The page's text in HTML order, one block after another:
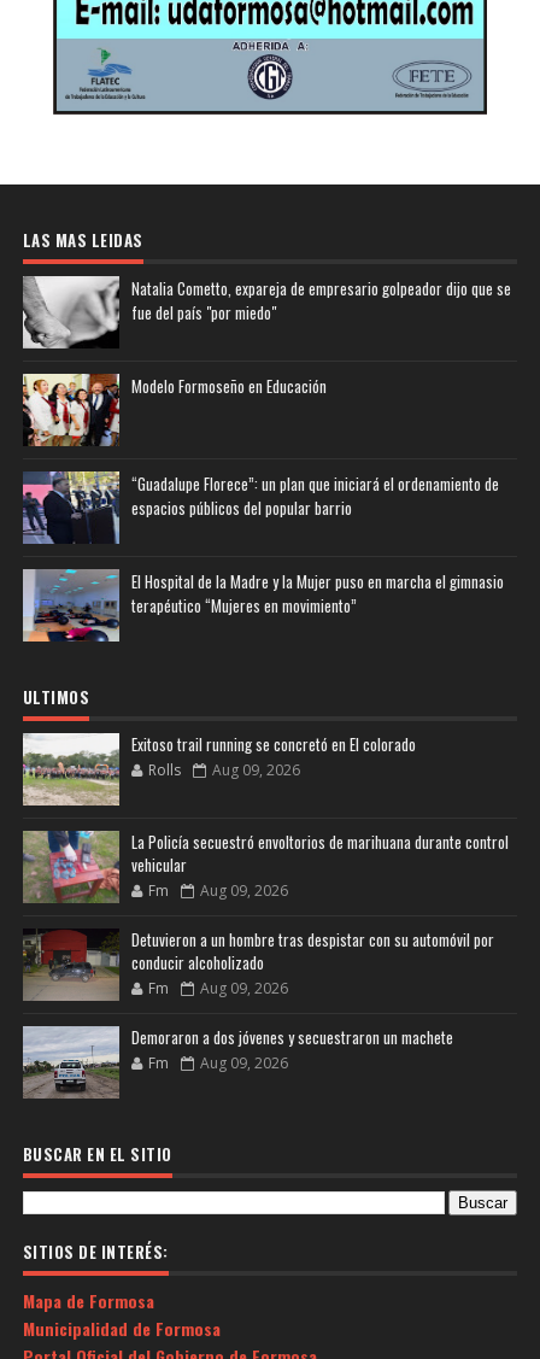
LAS MAS LEIDAS
Natalia Cometto, expareja de empresario golpeador dijo que se
fue del país "por miedo"
Modelo Formoseño en Educación
“Guadalupe Florece”: un plan que iniciará el ordenamiento de
espacios públicos del popular barrio
El Hospital de la Madre y la Mujer puso en marcha el gimnasio
terapéutico “Mujeres en movimiento”
ULTIMOS
Exitoso trail running se concretó en El colorado
Rolls Aug 09, 2026
La Policía secuestró envoltorios de marihuana durante control
vehicular
Fm Aug 09, 2026
Detuvieron a un hombre tras despistar con su automóvil por
conducir alcoholizado
Fm Aug 09, 2026
Demoraron a dos jóvenes y secuestraron un machete
Fm Aug 09, 2026
BUSCAR EN EL SITIO
SITIOS DE INTERÉS:
Mapa de Formosa
Municipalidad de Formosa